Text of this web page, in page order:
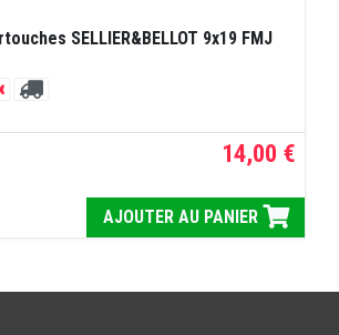
SELLIER&BELLOT 9x19 FMJ
14,00 €
AJOUTER AU PANIER